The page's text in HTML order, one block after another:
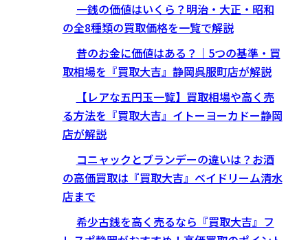
一銭の価値はいくら？明治・大正・昭和
の全8種類の買取価格を一覧で解説
昔のお金に価値はある？｜5つの基準・買
取相場を『買取大吉』静岡呉服町店が解説
【レアな五円玉一覧】買取相場や高く売
る方法を『買取大吉』イトーヨーカドー静岡
店が解説
コニャックとブランデーの違いは？お酒
の高価買取は『買取大吉』ベイドリーム清水
店まで
希少古銭を高く売るなら『買取大吉』フ